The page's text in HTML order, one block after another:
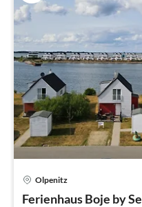
Olpenitz
Ferienhaus Boje by